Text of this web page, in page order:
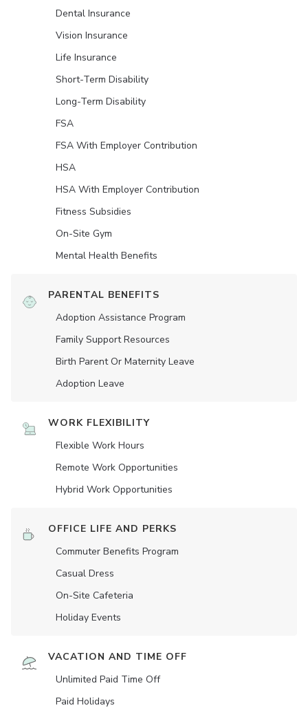
Dental Insurance
Vision Insurance
Life Insurance
Short-Term Disability
Long-Term Disability
FSA
FSA With Employer Contribution
HSA
HSA With Employer Contribution
Fitness Subsidies
On-Site Gym
Mental Health Benefits
PARENTAL BENEFITS
Adoption Assistance Program
Family Support Resources
Birth Parent Or Maternity Leave
Adoption Leave
WORK FLEXIBILITY
Flexible Work Hours
Remote Work Opportunities
Hybrid Work Opportunities
OFFICE LIFE AND PERKS
Commuter Benefits Program
Casual Dress
On-Site Cafeteria
Holiday Events
VACATION AND TIME OFF
Unlimited Paid Time Off
Paid Holidays